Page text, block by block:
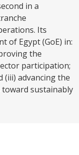
in a
Its
of Egypt (GoE) in:
the
participation;
(iii) advancing the
sustainably